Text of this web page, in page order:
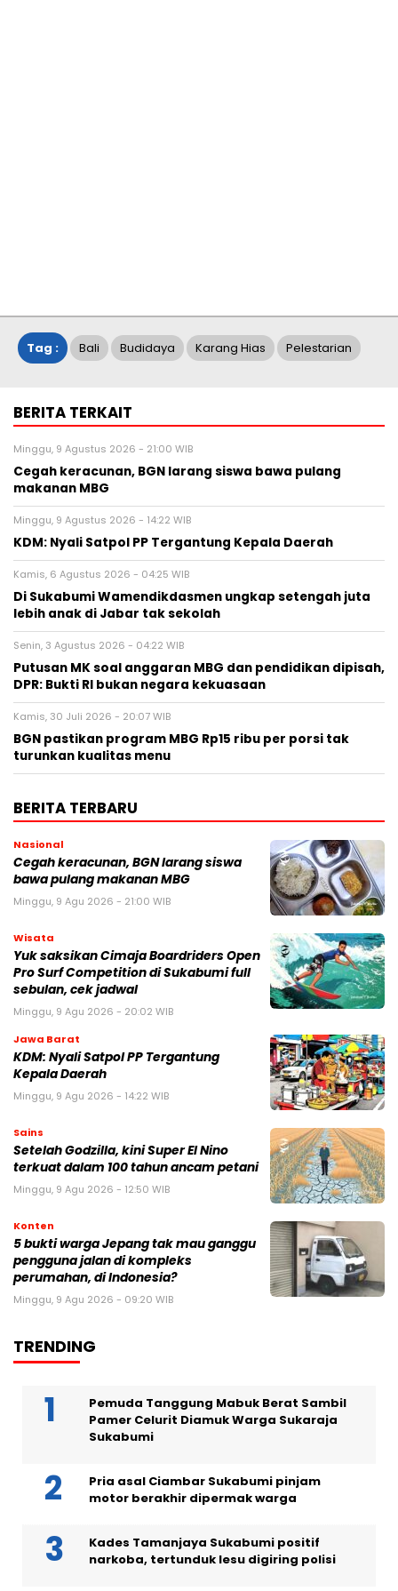
Tag : Bali Budidaya Karang Hias Pelestarian
BERITA TERKAIT
Minggu, 9 Agustus 2026 - 21:00 WIB
Cegah keracunan, BGN larang siswa bawa pulang
makanan MBG
Minggu, 9 Agustus 2026 - 14:22 WIB
KDM: Nyali Satpol PP Tergantung Kepala Daerah
Kamis, 6 Agustus 2026 - 04:25 WIB
Di Sukabumi Wamendikdasmen ungkap setengah juta
lebih anak di Jabar tak sekolah
Senin, 3 Agustus 2026 - 04:22 WIB
Putusan MK soal anggaran MBG dan pendidikan dipisah,
DPR: Bukti RI bukan negara kekuasaan
Kamis, 30 Juli 2026 - 20:07 WIB
BGN pastikan program MBG Rp15 ribu per porsi tak
turunkan kualitas menu
BERITA TERBARU
Nasional
Cegah keracunan, BGN larang siswa
bawa pulang makanan MBG
Minggu, 9 Agu 2026 - 21:00 WIB
Wisata
Yuk saksikan Cimaja Boardriders Open
Pro Surf Competition di Sukabumi full
sebulan, cek jadwal
Minggu, 9 Agu 2026 - 20:02 WIB
Jawa Barat
KDM: Nyali Satpol PP Tergantung
Kepala Daerah
Minggu, 9 Agu 2026 - 14:22 WIB
Sains
Setelah Godzilla, kini Super El Nino
terkuat dalam 100 tahun ancam petani
Minggu, 9 Agu 2026 - 12:50 WIB
Konten
5 bukti warga Jepang tak mau ganggu
pengguna jalan di kompleks
perumahan, di Indonesia?
Minggu, 9 Agu 2026 - 09:20 WIB
TRENDING
Pemuda Tanggung Mabuk Berat Sambil
Pamer Celurit Diamuk Warga Sukaraja
Sukabumi
Pria asal Ciambar Sukabumi pinjam
motor berakhir dipermak warga
Kades Tamanjaya Sukabumi positif
narkoba, tertunduk lesu digiring polisi